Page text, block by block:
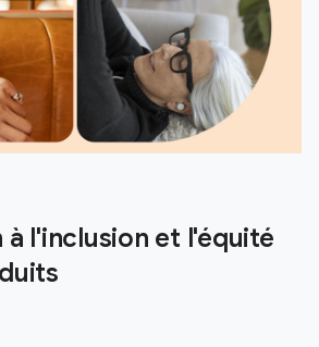
l'inclusion et l'équité